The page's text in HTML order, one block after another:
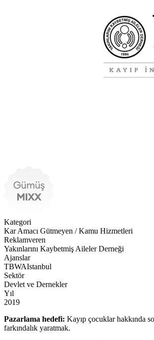
Kategori
Kar Amacı Gütmeyen / Kamu Hizmetleri
Reklamveren
Yakınlarını Kaybetmiş Aileler Derneği
Ajanslar
TBWAIstanbul
Sektör
Devlet ve Dernekler
Yıl
2019
Pazarlama hedefi: Kayıp çocuklar hakkında
farkındalık yaratmak.